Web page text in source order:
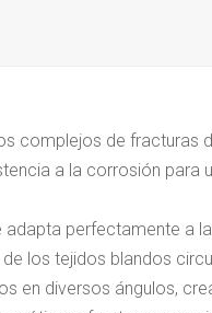
complejos de fracturas
a la corrosión para
adapta perfectamente a
los tejidos blandos
en diversos ángulos,